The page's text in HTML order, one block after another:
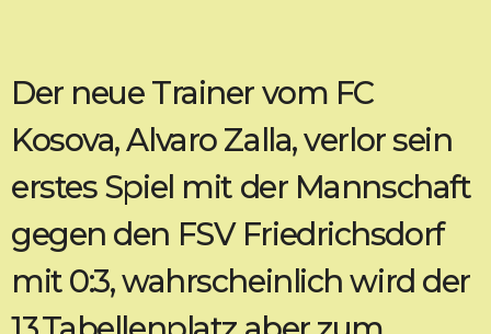
Der neue Trainer vom FC
Kosova, Alvaro Zalla, verlor sein
erstes Spiel mit der Mannschaft
gegen den FSV Friedrichsdorf
mit 0:3, wahrscheinlich wird der